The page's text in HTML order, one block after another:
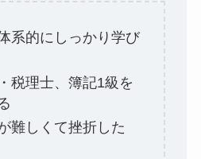
系的にしっかり学び
税理士、簿記1級を
難しくて挫折した